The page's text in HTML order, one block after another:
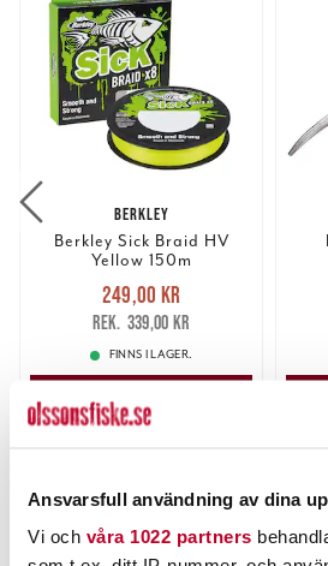
Ansvarsfull användning av dina
Vi och våra 1022 partners
BERKLEY
Berkley Sick Braid HV
Yellow 150m
Nuvarande pris
249,00 krTidigare pris
339,00 kr
249,00 kr
339,00 kr
FINNS I LAGER.
LÄS MER
ANDRA TITTADE OCKSÅ PÅ